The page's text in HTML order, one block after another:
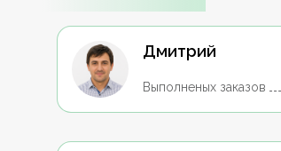
Дмитрий
Выполненых заказов